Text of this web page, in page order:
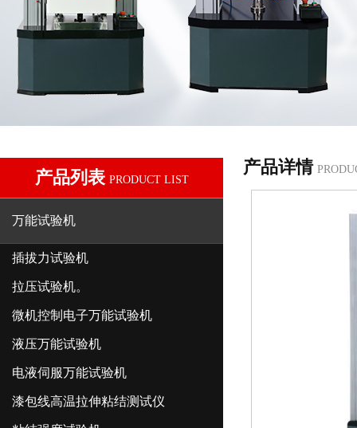
产品列表 PRODUCT LIST
万能试验机
插拔力试验机
拉压试验机。
微机控制电子万能试验机
液压万能试验机
电液伺服万能试验机
漆包线高温拉伸粘结测试仪
产品详情